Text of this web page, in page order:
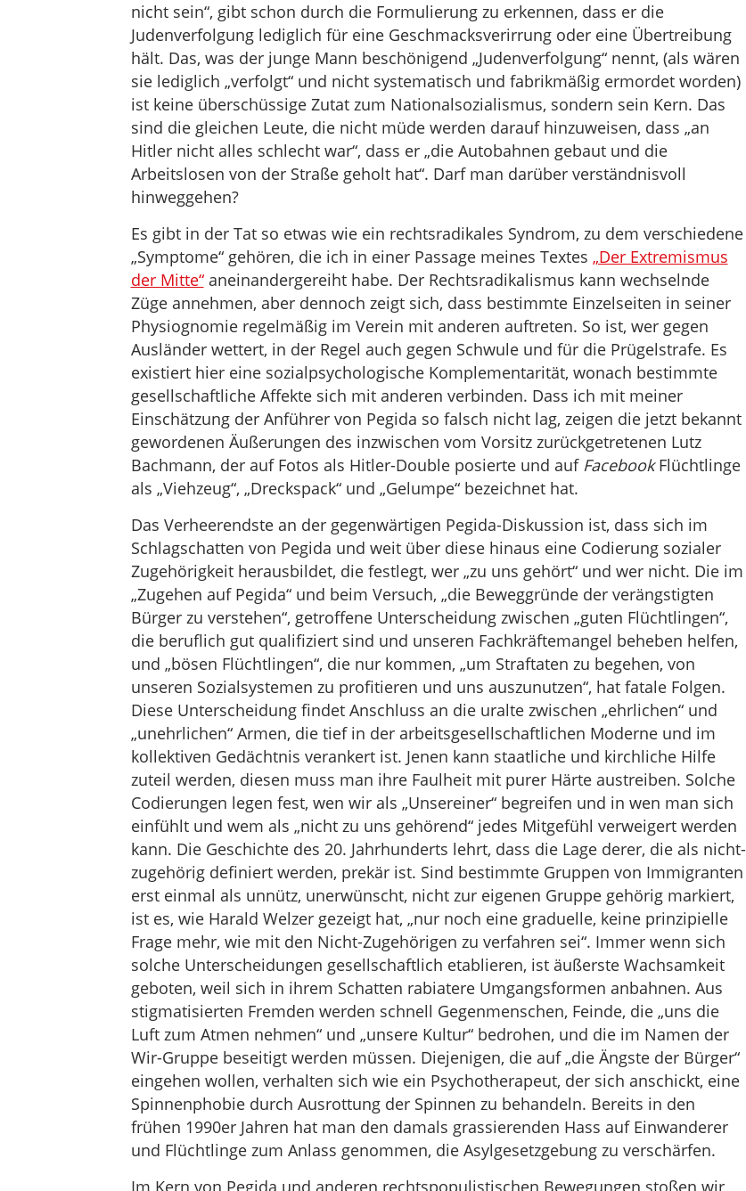
nicht sein“, gibt schon durch die Formulierung zu erkennen, dass er die
Judenverfolgung lediglich für eine Geschmacksverirrung oder eine Übertreibung
hält. Das, was der junge Mann beschönigend „Judenverfolgung“ nennt, (als wären
sie lediglich „verfolgt“ und nicht systematisch und fabrikmäßig ermordet worden)
ist keine überschüssige Zutat zum Nationalsozialismus, sondern sein Kern. Das
sind die gleichen Leute, die nicht müde werden darauf hinzuweisen, dass „an
Hitler nicht alles schlecht war“, dass er „die Autobahnen gebaut und die
Arbeitslosen von der Straße geholt hat“. Darf man darüber verständnisvoll
hinweggehen?
Es gibt in der Tat so etwas wie ein rechtsradikales Syndrom, zu dem verschiedene
„Symptome“ gehören, die ich in einer Passage meines Textes „Der Extremismus
der Mitte“aneinandergereiht habe. Der Rechtsradikalismus kann wechselnde
Züge annehmen, aber dennoch zeigt sich, dass bestimmte Einzelseiten in seiner
Physiognomie regelmäßig im Verein mit anderen auftreten. So ist, wer gegen
Ausländer wettert, in der Regel auch gegen Schwule und für die Prügelstrafe. Es
existiert hier eine sozialpsychologische Komplementarität, wonach bestimmte
gesellschaftliche Affekte sich mit anderen verbinden. Dass ich mit meiner
Einschätzung der Anführer von Pegida so falsch nicht lag, zeigen die jetzt bekannt
gewordenen Äußerungen des inzwischen vom Vorsitz zurückgetretenen Lutz
Bachmann, der auf Fotos als Hitler-Double posierte und auf FacebookFlüchtlinge
als „Viehzeug“, „Dreckspack“ und „Gelumpe“ bezeichnet hat.
Das Verheerendste an der gegenwärtigen Pegida-Diskussion ist, dass sich im
Schlagschatten von Pegida und weit über diese hinaus eine Codierung sozialer
Zugehörigkeit herausbildet, die festlegt, wer „zu uns gehört“ und wer nicht. Die im
„Zugehen auf Pegida“ und beim Versuch, „die Beweggründe der verängstigten
Bürger zu verstehen“, getroffene Unterscheidung zwischen „guten Flüchtlingen“,
die beruflich gut qualifiziert sind und unseren Fachkräftemangel beheben helfen,
und „bösen Flüchtlingen“, die nur kommen, „um Straftaten zu begehen, von
unseren Sozialsystemen zu profitieren und uns auszunutzen“, hat fatale Folgen.
Diese Unterscheidung findet Anschluss an die uralte zwischen „ehrlichen“ und
„unehrlichen“ Armen, die tief in der arbeitsgesellschaftlichen Moderne und im
kollektiven Gedächtnis verankert ist. Jenen kann staatliche und kirchliche Hilfe
zuteil werden, diesen muss man ihre Faulheit mit purer Härte austreiben. Solche
Codierungen legen fest, wen wir als „Unsereiner“ begreifen und in wen man sich
einfühlt und wem als „nicht zu uns gehörend“ jedes Mitgefühl verweigert werden
kann. Die Geschichte des 20. Jahrhunderts lehrt, dass die Lage derer, die als nicht-
zugehörig definiert werden, prekär ist. Sind bestimmte Gruppen von Immigranten
erst einmal als unnütz, unerwünscht, nicht zur eigenen Gruppe gehörig markiert,
ist es, wie Harald Welzer gezeigt hat, „nur noch eine graduelle, keine prinzipielle
Frage mehr, wie mit den Nicht-Zugehörigen zu verfahren sei“. Immer wenn sich
solche Unterscheidungen gesellschaftlich etablieren, ist äußerste Wachsamkeit
geboten, weil sich in ihrem Schatten rabiatere Umgangsformen anbahnen. Aus
stigmatisierten Fremden werden schnell Gegenmenschen, Feinde, die „uns die
Luft zum Atmen nehmen“ und „unsere Kultur“ bedrohen, und die im Namen der
Wir-Gruppe beseitigt werden müssen. Diejenigen, die auf „die Ängste der Bürger“
eingehen wollen, verhalten sich wie ein Psychotherapeut, der sich anschickt, eine
Spinnenphobie durch Ausrottung der Spinnen zu behandeln. Bereits in den
frühen 1990er Jahren hat man den damals grassierenden Hass auf Einwanderer
und Flüchtlinge zum Anlass genommen, die Asylgesetzgebung zu verschärfen.
Im Kern von Pegida und anderen rechtspopulistischen Bewegungen stoßen wir